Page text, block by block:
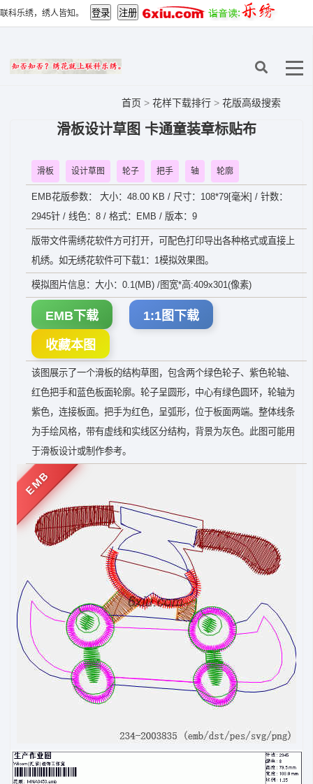
联科乐绣，绣人皆知。
首页 > 花样下载排行 > 花版高级搜索
滑板设计草图 卡通童装章标贴布
滑板 设计草图 轮子 把手 轴 轮廓
EMB花版参数： 大小：48.00 KB / 尺寸：108*79[毫米] / 针数：
2945针 / 线色：8 / 格式：EMB / 版本：9
版带文件需绣花软件方可打开，可配色打印导出各种格式或直接上
机绣。如无绣花软件可下载1：1模拟效果图。
模拟图片信息：大小：0.1(MB) /图宽*高:409x301(像素)
EMB下载 1:1图下载
收藏本图
该图展示了一个滑板的结构草图，包含两个绿色轮子、紫色轮轴、
红色把手和蓝色板面轮廓。轮子呈圆形，中心有绿色圆环，轮轴为
紫色，连接板面。把手为红色，呈弧形，位于板面两端。整体线条
为手绘风格，带有虚线和实线区分结构，背景为灰色。此图可能用
于滑板设计或制作参考。
EMB